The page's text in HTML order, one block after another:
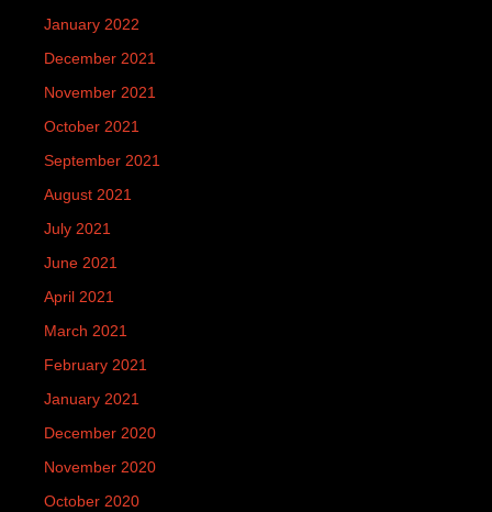
January 2022
December 2021
November 2021
October 2021
September 2021
August 2021
July 2021
June 2021
April 2021
March 2021
February 2021
January 2021
December 2020
November 2020
October 2020